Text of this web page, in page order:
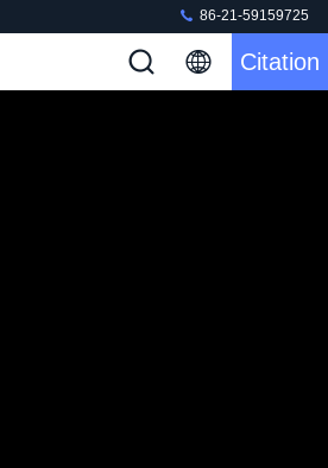
86-21-59159725
Citation